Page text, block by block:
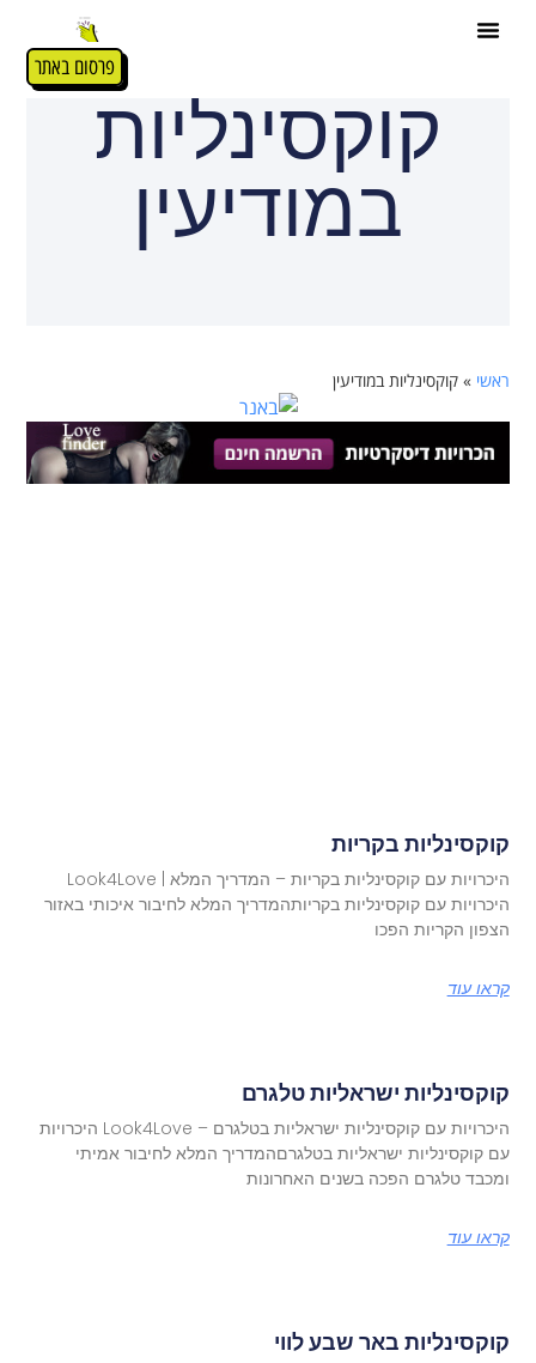
פרסום באתר
קוקסינליות
במודיעין
ראשי »קוקסינליות במודיעין
קוקסינליות בקריות
היכרויות עם קוקסינליות בקריות – המדריך המלא | Look4Love
היכרויות עם קוקסינליות בקריותהמדריך המלא לחיבור איכותי באזור
הצפון הקריות הפכו
קראו עוד
קוקסינליות ישראליות טלגרם
היכרויות עם קוקסינליות ישראליות בטלגרם – Look4Love היכרויות
עם קוקסינליות ישראליות בטלגרםהמדריך המלא לחיבור אמיתי
ומכבד טלגרם הפכה בשנים האחרונות
קראו עוד
קוקסינליות באר שבע לווי